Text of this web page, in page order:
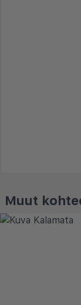
Muut